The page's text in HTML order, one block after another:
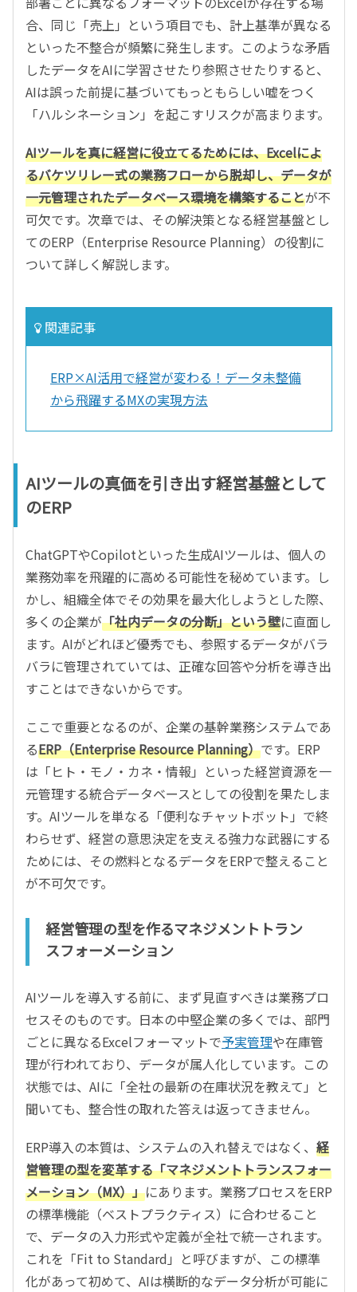
合、同じ「売上」という項目でも、計上基準が異なる
といった不整合が頻繁に発生します。このような矛盾
したデータをAIに学習させたり参照させたりすると、
AIは誤った前提に基づいてもっともらしい嘘をつく
「ハルシネーション」を起こすリスクが高まります。
AIツールを真に経営に役立てるためには、Excelによ
るバケツリレー式の業務フローから脱却し、データが
一元管理されたデータベース環境を構築することが不
可欠です。次章では、その解決策となる経営基盤とし
てのERP（Enterprise Resource Planning）の役割に
ついて詳しく解説します。
関連記事
ERP×AI活用で経営が変わる！データ未整備
から飛躍するMXの実現方法
AIツールの真価を引き出す経営基盤として
のERP
ChatGPTやCopilotといった生成AIツールは、個人の
業務効率を飛躍的に高める可能性を秘めています。し
かし、組織全体でその効果を最大化しようとした際、
多くの企業が「社内データの分断」という壁に直面し
ます。AIがどれほど優秀でも、参照するデータがバラ
バラに管理されていては、正確な回答や分析を導き出
すことはできないからです。
ここで重要となるのが、企業の基幹業務システムであ
るERP（Enterprise Resource Planning）です。ERP
は「ヒト・モノ・カネ・情報」といった経営資源を一
元管理する統合データベースとしての役割を果たしま
す。AIツールを単なる「便利なチャットボット」で終
わらせず、経営の意思決定を支える強力な武器にする
ためには、その燃料となるデータをERPで整えること
が不可欠です。
経営管理の型を作るマネジメントトラン
スフォーメーション
AIツールを導入する前に、まず見直すべきは業務プロ
セスそのものです。日本の中堅企業の多くでは、部門
ごとに異なるExcelフォーマットで予実管理や在庫管
理が行われており、データが属人化しています。この
状態では、AIに「全社の最新の在庫状況を教えて」と
聞いても、整合性の取れた答えは返ってきません。
ERP導入の本質は、システムの入れ替えではなく、 経
営管理の型を変革する「マネジメントトランスフォー
メーション（MX）」にあります。業務プロセスをERP
の標準機能（ベストプラクティス）に合わせること
で、データの入力形式や定義が全社で統一されます。
これを「Fit to Standard」と呼びますが、この標準
化があって初めて、AIは横断的なデータ分析が可能に